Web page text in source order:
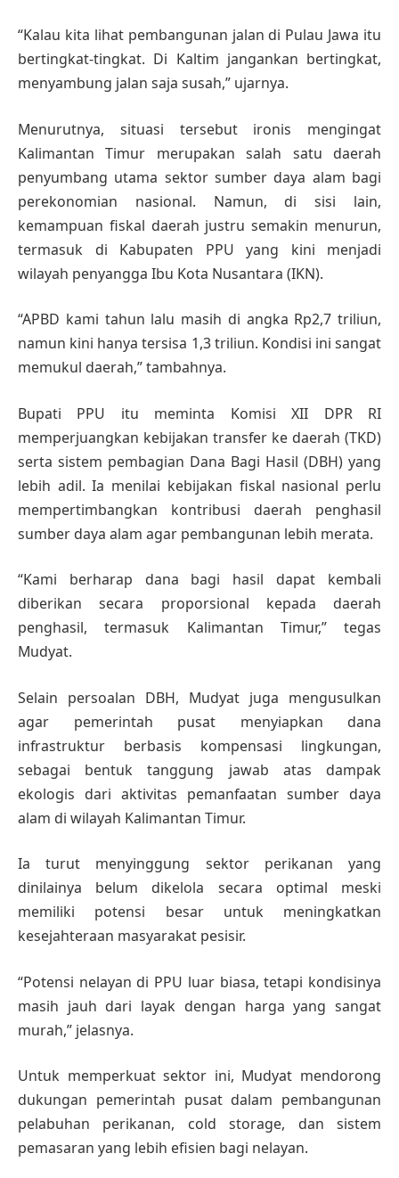
“Kalau kita lihat pembangunan jalan di Pulau Jawa itu
bertingkat-tingkat. Di Kaltim jangankan bertingkat,
menyambung jalan saja susah,” ujarnya.
Menurutnya, situasi tersebut ironis mengingat
Kalimantan Timur merupakan salah satu daerah
penyumbang utama sektor sumber daya alam bagi
perekonomian nasional. Namun, di sisi lain,
kemampuan fiskal daerah justru semakin menurun,
termasuk di Kabupaten PPU yang kini menjadi
wilayah penyangga Ibu Kota Nusantara (IKN).
“APBD kami tahun lalu masih di angka Rp2,7 triliun,
namun kini hanya tersisa 1,3 triliun. Kondisi ini sangat
memukul daerah,” tambahnya.
Bupati PPU itu meminta Komisi XII DPR RI
memperjuangkan kebijakan transfer ke daerah (TKD)
serta sistem pembagian Dana Bagi Hasil (DBH) yang
lebih adil. Ia menilai kebijakan fiskal nasional perlu
mempertimbangkan kontribusi daerah penghasil
sumber daya alam agar pembangunan lebih merata.
“Kami berharap dana bagi hasil dapat kembali
diberikan secara proporsional kepada daerah
penghasil, termasuk Kalimantan Timur,” tegas
Mudyat.
Selain persoalan DBH, Mudyat juga mengusulkan
agar pemerintah pusat menyiapkan dana
infrastruktur berbasis kompensasi lingkungan,
sebagai bentuk tanggung jawab atas dampak
ekologis dari aktivitas pemanfaatan sumber daya
alam di wilayah Kalimantan Timur.
Ia turut menyinggung sektor perikanan yang
dinilainya belum dikelola secara optimal meski
memiliki potensi besar untuk meningkatkan
kesejahteraan masyarakat pesisir.
“Potensi nelayan di PPU luar biasa, tetapi kondisinya
masih jauh dari layak dengan harga yang sangat
murah,” jelasnya.
Untuk memperkuat sektor ini, Mudyat mendorong
dukungan pemerintah pusat dalam pembangunan
pelabuhan perikanan, cold storage, dan sistem
pemasaran yang lebih efisien bagi nelayan.